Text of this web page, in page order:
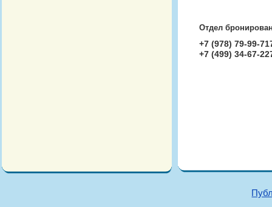
Отдел
+7 (978) 79-99-
+7 (499) 34-67-